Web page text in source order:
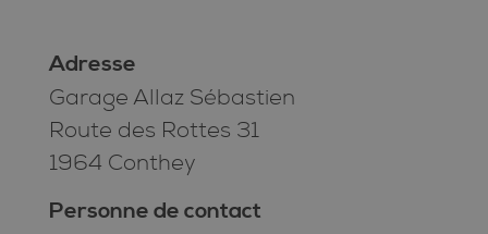
Adresse
Garage Allaz Sébastien
Route des Rottes 31
1964 Conthey
Personne de contact